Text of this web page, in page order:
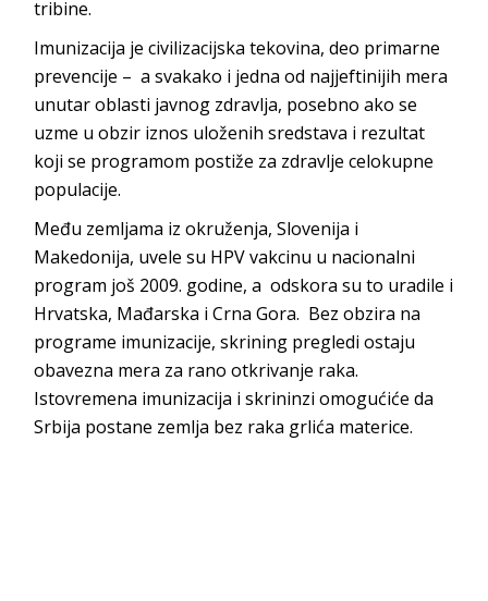
tribine.
Imunizacija je civilizacijska tekovina, deo primarne
prevencije – a svakako i jedna od najjeftinijih mera
unutar oblasti javnog zdravlja, posebno ako se
uzme u obzir iznos uloženih sredstava i rezultat
koji se programom postiže za zdravlje celokupne
populacije.
Među zemljama iz okruženja, Slovenija i
Makedonija, uvele su HPV vakcinu u nacionalni
program još 2009. godine, a odskora su to uradile i
Hrvatska, Mađarska i Crna Gora. Bez obzira na
programe imunizacije, skrining pregledi ostaju
obavezna mera za rano otkrivanje raka.
Istovremena imunizacija i skrininzi omogućiće da
Srbija postane zemlja bez raka grlića materice.